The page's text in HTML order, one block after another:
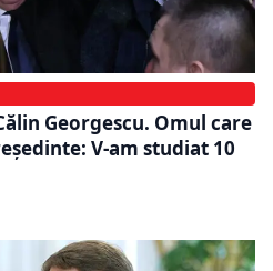
Georgescu. Omul care
V-am studiat 10